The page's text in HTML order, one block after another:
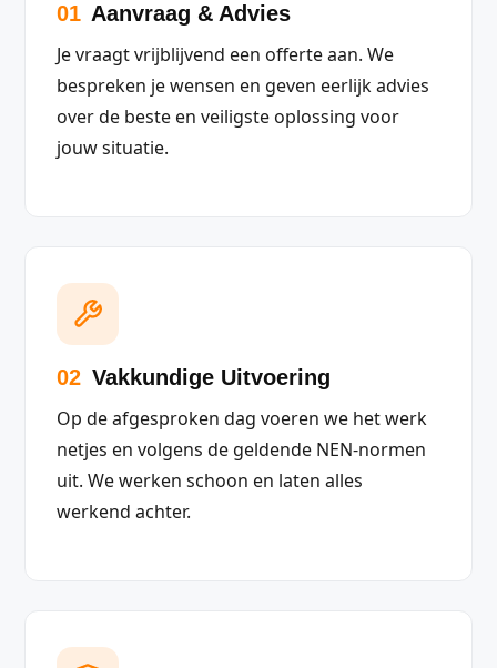
01 Aanvraag & Advies
Je vraagt vrijblijvend een offerte aan. We
bespreken je wensen en geven eerlijk advies
over de beste en veiligste oplossing voor
jouw situatie.
02 Vakkundige Uitvoering
Op de afgesproken dag voeren we het werk
netjes en volgens de geldende NEN-normen
uit. We werken schoon en laten alles
werkend achter.